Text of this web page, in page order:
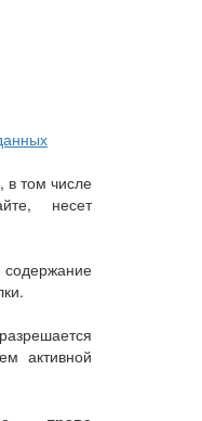
в том числе
несет
содержание
активной